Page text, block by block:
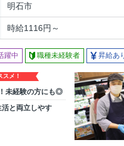
明石市
時給1116円～
躍中 職種未経験者 昇給あ
スメ！
未経験の方にも◎
と両立しやす